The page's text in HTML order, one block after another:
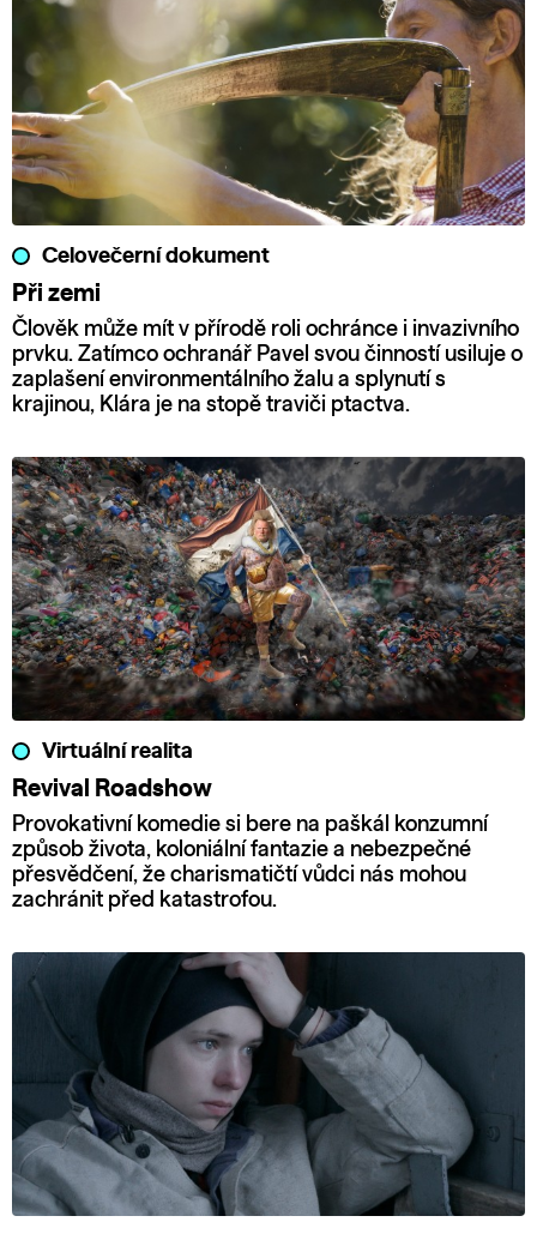
Celovečerní dokument
Při zemi
Člověk může mít v přírodě roli ochránce i invazivního
prvku. Zatímco ochranář Pavel svou činností usiluje o
zaplašení environmentálního žalu a splynutí s
krajinou, Klára je na stopě traviči ptactva.
Virtuální realita
Revival Roadshow
Provokativní komedie si bere na paškál konzumní
způsob života, koloniální fantazie a nebezpečné
přesvědčení, že charismatičtí vůdci nás mohou
zachránit před katastrofou.